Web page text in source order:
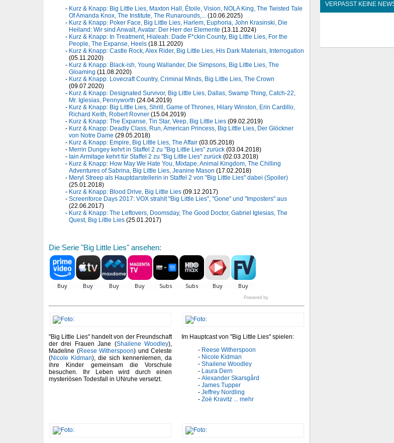
Kurz & Knapp: Big Little Lies, Maxton Hall, Étoile, Vision, NOLA King, The Twisted Tale
Of Amanda Knox, The Institute, The Runarounds,... (10.06.2025)
Kurz & Knapp: Poker Face, Big Little Lies, Harlem, Euphoria, John Krasinski, Die
Heiland: Wir sind Anwalt, Avatar: Der Herr der Elemente (13.11.2024)
Kurz & Knapp: In Treatment, Hialeah: Dade F*ckin County, Big Little Lies, For the
People, The Expanse, Heels (18.11.2020)
Kurz & Knapp: Castle Rock, Alex Rider, Big Little Lies, His Dark Materials, Interrogation
(05.11.2020)
Kurz & Knapp: Black-ish, Young Wallander, Die Simpsons, Big Little Lies, The
Gloaming (11.08.2020)
Kurz & Knapp: Lovecraft Country, Criminal Minds, Big Little Lies, The Crown
(09.07.2020)
Kurz & Knapp: Designated Survivor, Big Little Lies, Dallas, Swamp Thing, Catch-22,
Mr. Iglesias, Pennyworth (24.04.2019)
Kurz & Knapp: Big Little Lies, Shrill, Game of Thrones, Hilary Winston, Erin Cardillo,
Richard Keith, Robert Rovner (15.04.2019)
Kurz & Knapp: The Expanse, Tin Star, Veep, Big Little Lies (09.02.2019)
Kurz & Knapp: Deadly Class, Run, American Princess, Big Little Lies, Der Glöckner
von Notre Dame (29.05.2018)
Kurz & Knapp: Empire, Big Little Lies, The Affair (03.05.2018)
Merrin Dungey kehrt in Staffel 2 zu "Big Little Lies" zurück (03.04.2018)
Iain Armitage kehrt für Staffel 2 zu "Big Little Lies" zurück (02.03.2018)
Kurz & Knapp: How May We Hate You, Mixtape, Animal Kingdom, The Chilling
Adventures of Sabrina, Big Little Lies, Jeanine Mason (17.02.2018)
Meryl Streep als Hauptdarstellerin in Staffel 2 von "Big Little Lies" dabei (Spoiler)
(25.01.2018)
Kurz & Knapp: Blood Drive, Big Little Lies (09.12.2017)
Screenforce Days 2017: VOX strahlt "Big Little Lies", "Gone" und "Imposters" aus
(22.06.2017)
Kurz & Knapp: The Leftovers, Doomsday, The Good Doctor, Gabriel Iglesias, The
Quest, Big Little Lies (25.01.2017)
Die Serie "Big Little Lies" ansehen:
Powered by
"Big Little Lies" handelt von der Freundschaft
der drei Frauen Jane (Shailene Woodley),
Madeline (Reese Witherspoon) und Celeste
(Nicole Kidman), die sich kennenlernen, da
ihre Kinder gemeinsam die Vorschule
besuchen. Ihr Leben wird durch einen
mysteriösen Todesfall in UNruhe versetzt.
Im Hauptcast von "Big Little Lies" spielen:
Reese Witherspoon
Nicole Kidman
Shailene Woodley
Laura Dern
Alexander Skarsgård
James Tupper
Jeffrey Nordling
Zoë Kravitz ... mehr
VERPASST KEINE